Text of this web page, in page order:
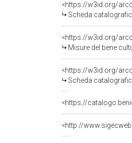
<https://w3id.org/
Scheda
<https://w3id.org/
Misure del bene
<https://w3id.org/
Scheda
<https://
<http://